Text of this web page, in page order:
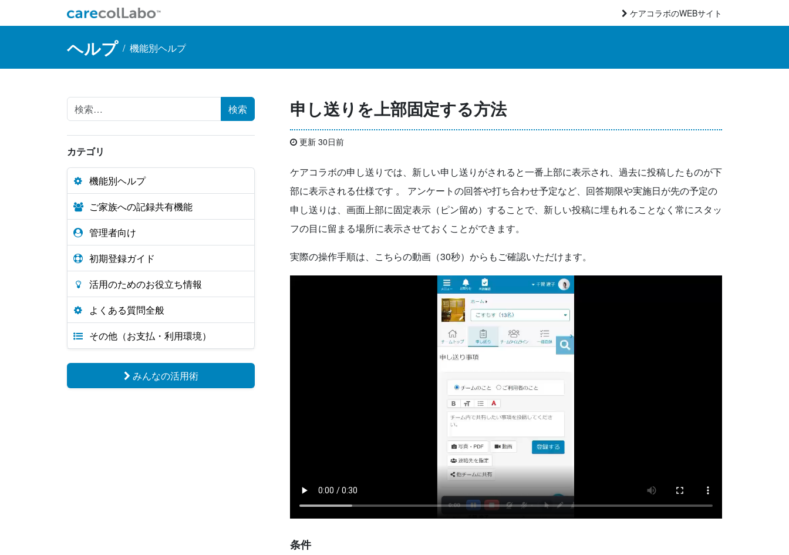
コンテンツへスキップ
Main Navigation ケアコラボのWEBサイト
ヘルプ / 機能別ヘルプ
Search for:
カテゴリ
機能別ヘルプ
ご家族への記録共有機能
管理者向け
初期登録ガイド
活用のためのお役立ち情報
よくある質問全般
その他（お支払・利用環境）
みんなの活用術
申し送りを上部固定する方法
更新 30日前
ケアコラボの申し送りでは、新しい申し送りがされると一番上部に表示され、過去に投稿したものが下
部に表示される仕様です 。 アンケートの回答や打ち合わせ予定など、回答期限や実施日が先の予定の
申し送りは、画面上部に固定表示（ピン留め）することで、新しい投稿に埋もれることなく常にスタッ
フの目に留まる場所に表示させておくことができます。
実際の操作手順は、こちらの動画（30秒）からもご確認いただけます。
条件